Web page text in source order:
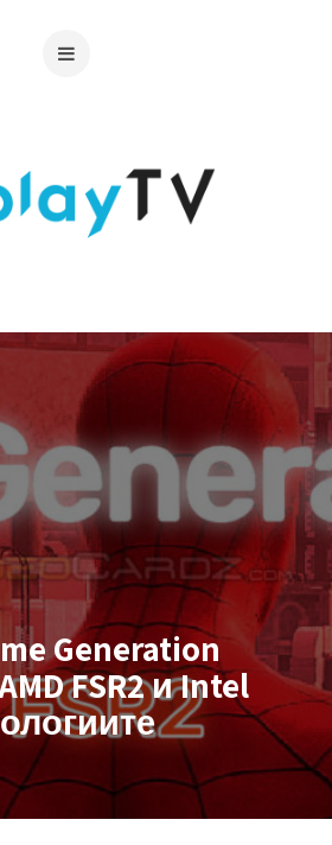
Generation
FSR2 и Intel